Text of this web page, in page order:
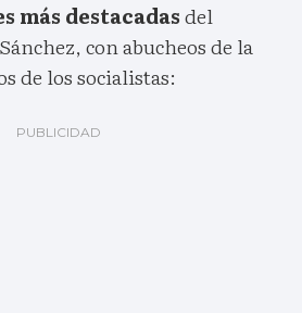
más destacadasdel
con abucheos de la
de los socialistas: